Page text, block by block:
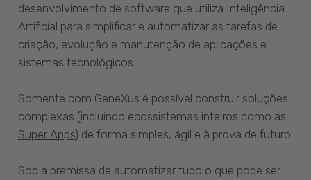
desenvolvimento de software que utiliza Inteligência
Artificial para simplificar e automatizar as tarefas de
criação, evolução e manutenção de aplicações e
sistemas tecnológicos.
Somente com GeneXus é possível construir soluções
complexas (incluindo ecossistemas inteiros como as
Super Apps) de forma simples, ágil e à prova de futuro.
Sob a premissa de automatizar tudo o que pode ser